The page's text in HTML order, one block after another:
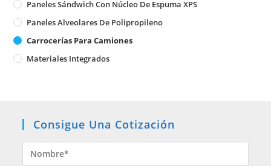
Paneles Sándwich Con Núcleo De Espuma XPS
Paneles Alveolares De Polipropileno
Carrocerías Para Camiones
Materiales Integrados
Consigue Una Cotización